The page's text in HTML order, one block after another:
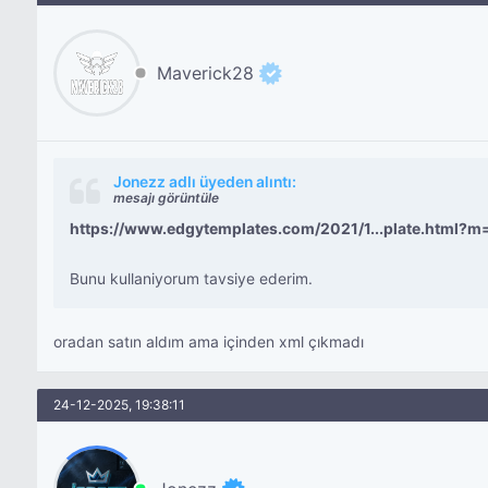
Maverick28
Jonezz adlı üyeden alıntı:
mesajı görüntüle
https://www.edgytemplates.com/2021/
Bunu kullaniyorum tavsiye ederim.
oradan satın aldım ama içinden xml çıkmadı
24-12-2025, 19:38:11